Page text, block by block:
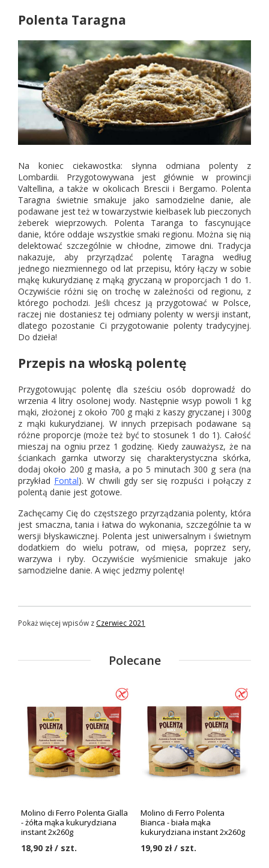
Polenta Taragna
Na koniec ciekawostka: słynna odmiana polenty z
Lombardii. Przygotowywana jest głównie w prowincji
Valtellina, a także w okolicach Brescii i Bergamo. Polenta
Taragna świetnie smakuje jako samodzielne danie, ale
podawane jest też w towarzystwie kiełbasek lub pieczonych
żeberek wieprzowych. Polenta Taranga to fascynujące
danie, które oddaje wszystkie smaki regionu. Można się nią
delektować szczególnie w chłodne, zimowe dni. Tradycja
nakazuje, aby przyrządzać polentę Taragna według
jednego niezmiennego od lat przepisu, który łączy w sobie
mąkę kukurydzianę z mąką gryczaną w proporcjach 1 do 1.
Oczywiście różni się on trochę w zależności od regionu, z
którego pochodzi. Jeśli chcesz ją przygotować w Polsce,
raczej nie dostaniesz tej odmiany polenty w wersji instant,
dlatego pozostanie Ci przygotowanie polenty tradycyjnej.
Do dzieła!
Przepis na włoską polentę
Przygotowując polentę dla sześciu osób doprowadź do
wrzenia 4 litry osolonej wody. Następnie wsyp powoli 1 kg
mąki, złożonej z około 700 g mąki z kaszy gryczanej i 300g
z mąki kukurydzianej. W innych przepisach podawane są
różne proporcje (może też być to stosunek 1 do 1). Całość
mieszaj na ogniu przez 1 godzinę. Kiedy zauważysz, że na
ściankach garnka utworzy się charakterystyczna skórka,
dodaj około 200 g masła, a po 5 minutach 300 g sera (na
przykład Fontal). W chwili gdy ser się rozpuści i połączy z
polentą danie jest gotowe.
Zachęcamy Cię do częstszego przyrządzania polenty, która
jest smaczna, tania i łatwa do wykonania, szczególnie ta w
wersji błyskawicznej. Polenta jest uniwersalnym i świetnym
dodatkiem do wielu potraw, od mięsa, poprzez sery,
warzywa i ryby. Oczywiście wyśmienicie smakuje jako
samodzielne danie. A więc jedzmy polentę!
Pokaż więcej wpisów z Czerwiec 2021
Polecane
Molino di Ferro Polenta Gialla
- żółta mąka kukurydziana
instant 2x260g
18,90 zł / szt.
Molino di Ferro Polenta
Bianca - biała mąka
kukurydziana instant 2x260g
19,90 zł / szt.